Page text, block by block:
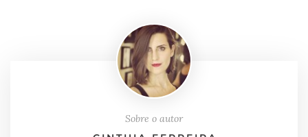
Sobre o autor